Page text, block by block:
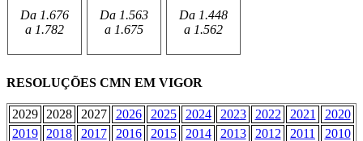
Da 1.676
a 1.782
Da 1.563
a 1.675
Da 1.448
a 1.562
RESOLUÇÕES CMN EM VIGOR
2029 2028 2027 2026 2025 2024 2023 2022 2021
2020
2019
2018 2017 2016 2015 2014 2013 2012 2011
2010